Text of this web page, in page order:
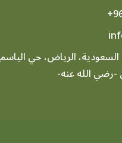
السعودية، الرياض، حي
-رضي الله عنه-